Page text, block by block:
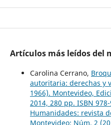
Artículos más leídos del
Carolina Cerrano,
autoritaria: derechas y
1966). Montevideo,
2014, 280 pp. ISBN
Humanidades: revista
Montevideo: Núm. 2